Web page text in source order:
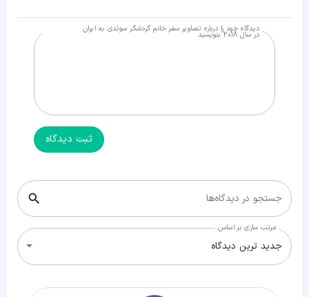
دیدگاه خود را درباره تصاویر سفر خانم گردشگر سوئدی به ایران
در سال 2018 بنویسید
ثبت دیدگاه
جستجو در دیدگاه‌ها
مرتب سازی بر اساس
جدید ترین دیدگاه